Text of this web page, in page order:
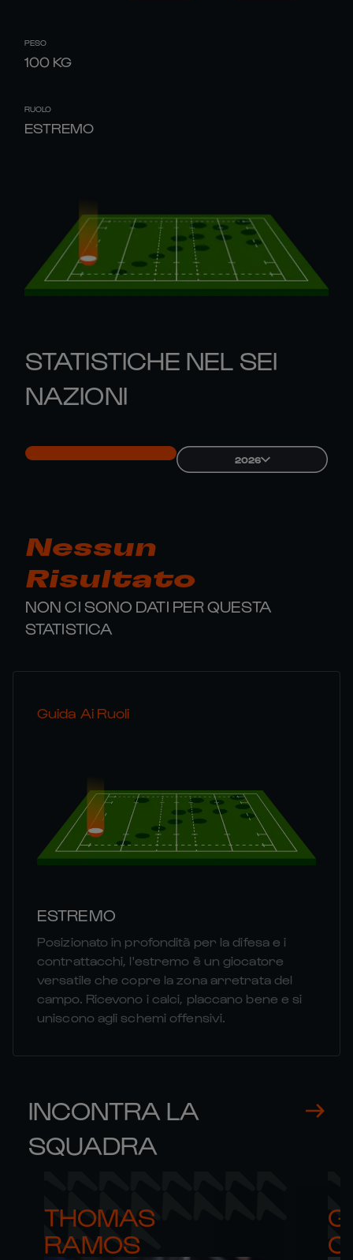
PESO
100 KG
RUOLO
ESTREMO
STATISTICHE NEL SEI
NAZIONI
2026
Nessun
Risultato
NON CI SONO DATI PER QUESTA
STATISTICA
Guida Ai Ruoli
ESTREMO
Posizionato in profondità per la difesa e i
contrattacchi, l'estremo è un giocatore
versatile che copre la zona arretrata del
campo. Ricevono i calci, placcano bene e si
uniscono agli schemi offensivi.
INCONTRA LA
SQUADRA
THOMAS
RAMOS